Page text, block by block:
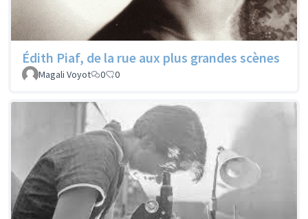
Édith Piaf, de la rue aux plus grandes scènes
Magali Voyot 0 0